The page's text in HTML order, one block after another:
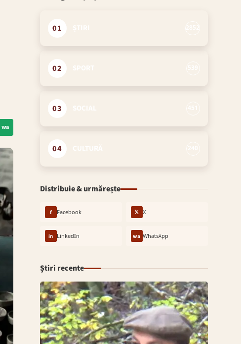
wa
01
02
03
04
Distribuie & urmărește
f Facebook 𝕏 X
in LinkedIn wa WhatsApp
Știri recente